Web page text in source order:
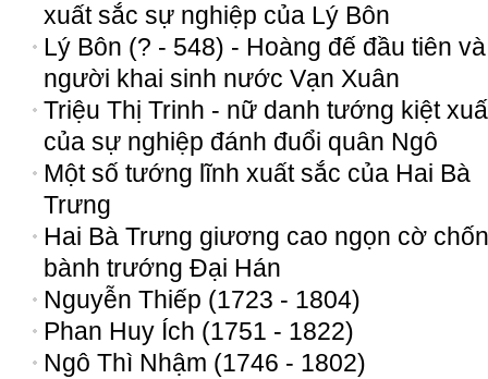
xuất sắc sự nghiệp của Lý Bôn
Lý Bôn (? - 548) - Hoàng đế đầu tiên và
người khai sinh nước Vạn Xuân
Triệu Thị Trinh - nữ danh tướng kiệt
của sự nghiệp đánh đuổi quân Ngô
Một số tướng lĩnh xuất sắc của Hai Bà
Trưng
Hai Bà Trưng giương cao ngọn cờ
bành trướng Đại Hán
Nguyễn Thiếp (1723 - 1804)
Phan Huy Ích (1751 - 1822)
Ngô Thì Nhậm (1746 - 1802)